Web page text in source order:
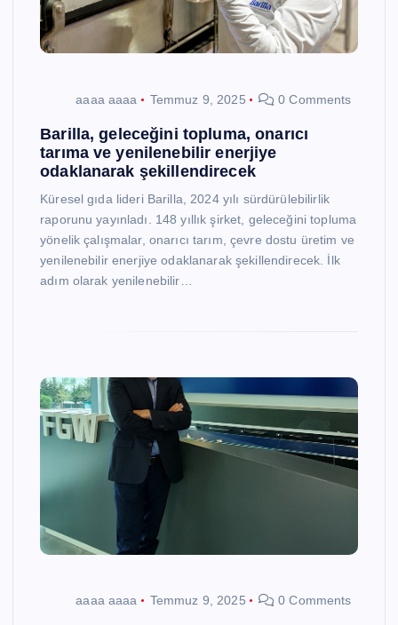
aaaa aaaa Temmuz 9, 2025 0 Comments
Barilla, geleceğini topluma, onarıcı
tarıma ve yenilenebilir enerjiye
odaklanarak şekillendirecek
Küresel gıda lideri Barilla, 2024 yılı sürdürülebilirlik
raporunu yayınladı. 148 yıllık şirket, geleceğini topluma
yönelik çalışmalar, onarıcı tarım, çevre dostu üretim ve
yenilenebilir enerjiye odaklanarak şekillendirecek. İlk
adım olarak yenilenebilir…
aaaa aaaa Temmuz 9, 2025 0 Comments